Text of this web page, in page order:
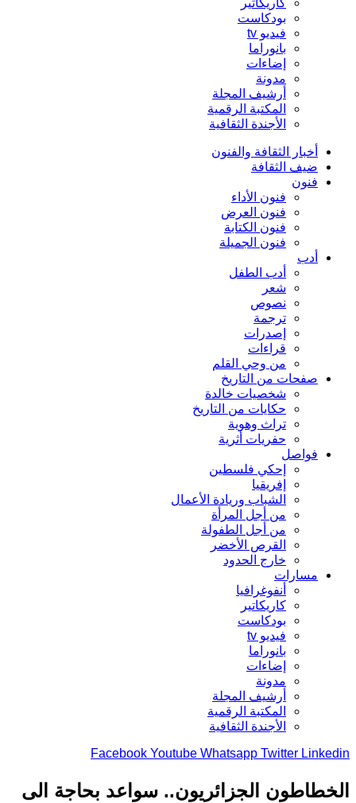
كاريكاتير
بودكاست
فيديو tv
بانوراما
إضاءات
مدونة
أرشيف المجلة
المكتبة الرقمية
الأجندة الثقافية
أخبار الثقافة والفنون
ضيف الثقافة
فنون
فنون الأداء
فنون العرض
فنون الكتابة
فنون الجميلة
أدب
أدب الطفل
شعر
نصوص
ترجمة
إصدرات
قراءات
من وحي القلم
صفحات من التاريخ
شخصيات خالدة
حكايات من التاريخ
تراث وهوية
حفريات أثرية
فواصل
إحكي فلسطين
إفريقيا
الشباب وريادة الأعمال
من أجل المرأة
من أجل الطفولة
القرص الأخضر
خارج الحدود
مسارات
أنفوغرافيا
كاريكاتير
بودكاست
فيديو tv
بانوراما
إضاءات
مدونة
أرشيف المجلة
المكتبة الرقمية
الأجندة الثقافية
Facebook Youtube Whatsapp Twitter
الجزائريون.. سواعد بحاجة الى